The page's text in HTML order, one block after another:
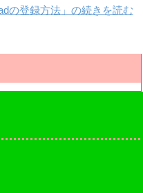
の登録方法」の続きを読む